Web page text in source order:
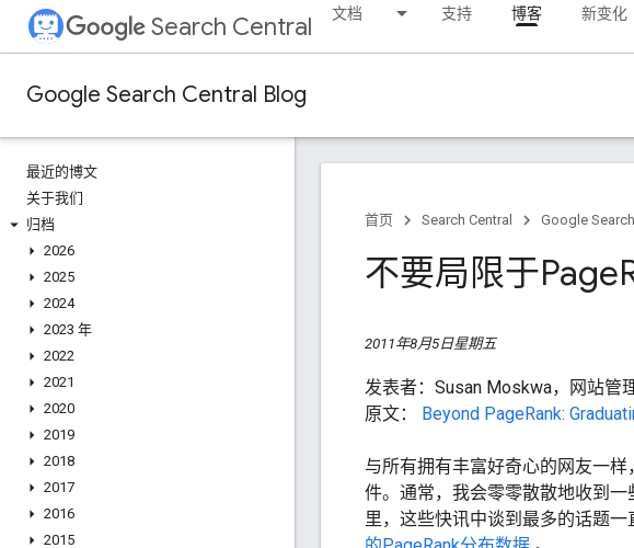
Search Central 文档 支持 博客 新变化
Google Search Central Blog
最近的博文
关于我们
归档
2026
2025
2024
2023 年
2022
2021
2020
2019
2018
2017
2016
2015
首页 Search Central Google
不要局限于Page
2011年8月5日星期五
发表者：Susan Moskwa，网站管
原文： Beyond PageRank:
与所有拥有丰富好奇心的网友一样
件。通常，我会零零散散地收到一
里，这些快讯中谈到最多​​的话题